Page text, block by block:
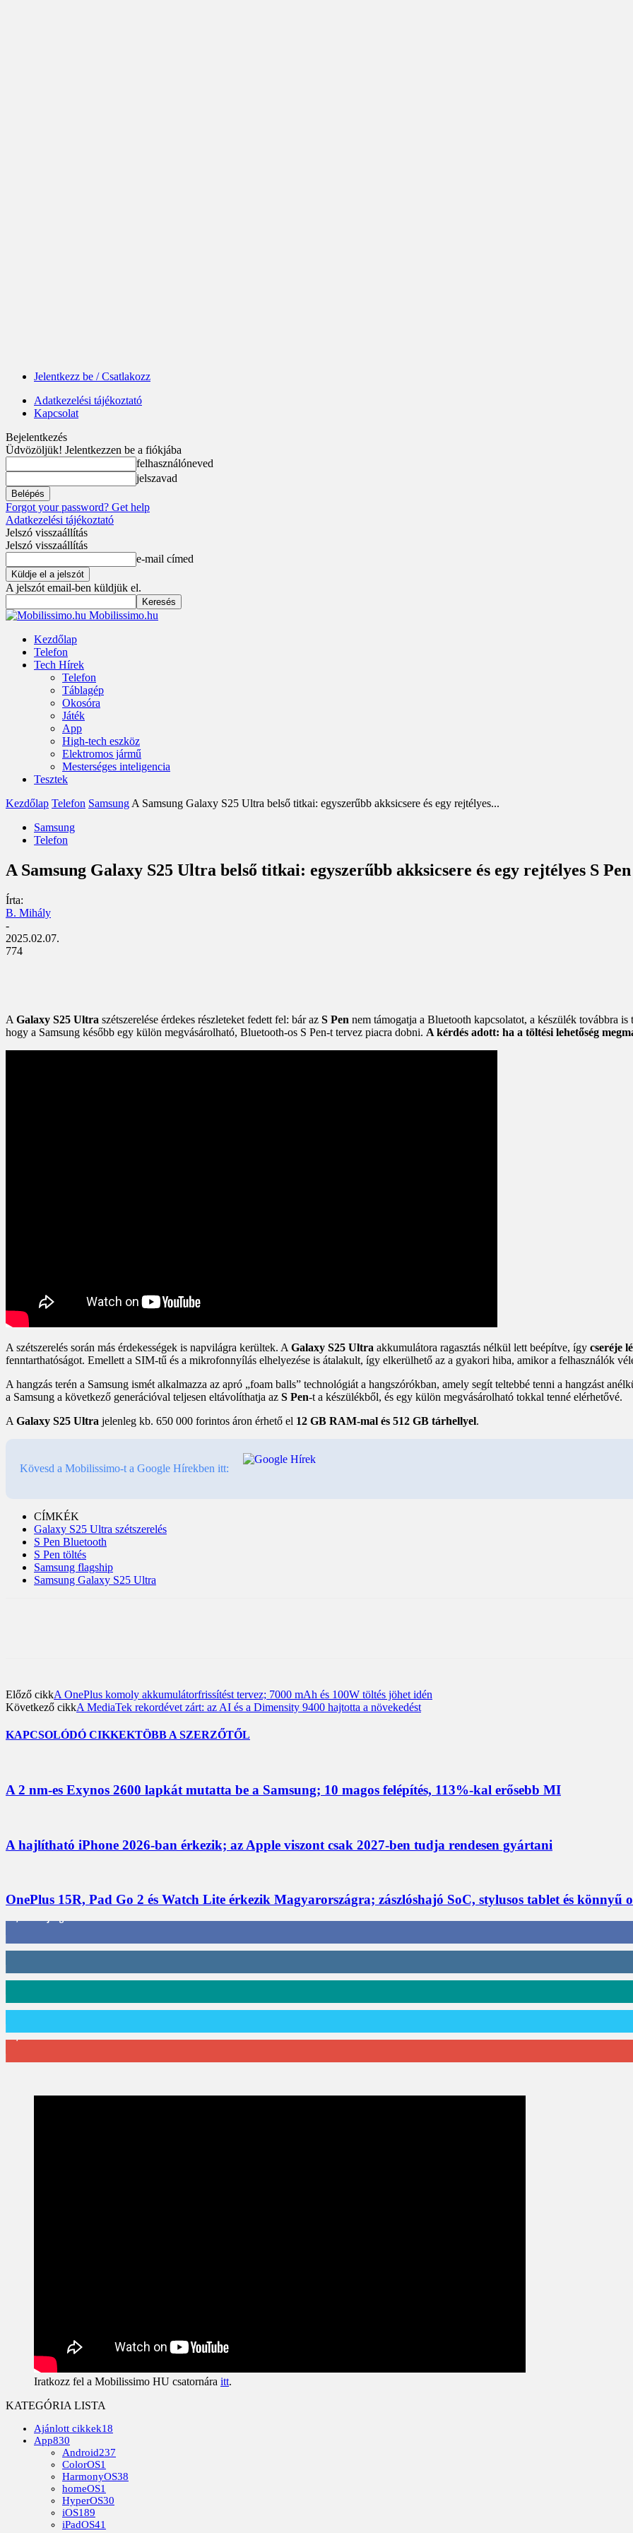
Jelentkezz be / Csatlakozz
Adatkezelési tájékoztató
Kapcsolat
Bejelentkezés
Üdvözöljük! Jelentkezzen be a fiókjába
felhasználóneved
jelszavad
Forgot your password? Get help
Adatkezelési tájékoztató
Jelszó visszaállítás
Jelszó visszaállítás
e-mail címed
A jelszót email-ben küldjük el.
Mobilissimo.hu
Kezdőlap
Telefon
Tech Hírek
Telefon
Táblagép
Okosóra
Játék
App
High-tech eszköz
Elektromos jármű
Mesterséges inteligencia
Tesztek
Kezdőlap Telefon Samsung A Samsung Galaxy S25 Ultra belső titkai: egyszerűbb akksicsere és egy rejtélyes...
Samsung
Telefon
A Samsung Galaxy S25 Ultra belső titkai: egyszerűbb akksicsere és egy rejtélyes S
Írta:
B. Mihály
-
2025.02.07.
774
A Galaxy S25 Ultra szétszerelése érdekes részleteket fedett fel: bár az S Pen nem támogatja a Bluetooth kapcsolatot, a készülék továbbra
hogy a Samsung később egy külön megvásárolható, Bluetooth-os S Pen-t tervez piacra dobni. A kérdés adott: ha a töltési lehetőség
A szétszerelés során más érdekességek is napvilágra kerültek. A Galaxy S25 Ultra akkumulátora ragasztás nélkül lett beépítve, így cseréje
fenntarthatóságot. Emellett a SIM-tű és a mikrofonnyílás elhelyezése is átalakult, így elkerülhető az a gyakori hiba, amikor a felhasználók
A hangzás terén a Samsung ismét alkalmazza az apró „foam balls” technológiát a hangszórókban, amely segít teltebbé tenni a hangzást
a Samsung a következő generációval teljesen eltávolíthatja az S Pen-t a készülékből, és egy külön megvásárolható tokkal tenné elérhetővé.
A Galaxy S25 Ultra jelenleg kb. 650 000 forintos áron érhető el 12 GB RAM-mal és 512 GB tárhellyel.
Kövesd a Mobilissimo-t a Google Hírekben itt:
CÍMKÉK
Galaxy S25 Ultra szétszerelés
S Pen Bluetooth
S Pen töltés
Samsung flagship
Samsung Galaxy S25 Ultra
Előző cikkA OnePlus komoly akkumulátorfrissítést tervez; 7000 mAh és 100W töltés jöhet idén
Következő cikkA MediaTek rekordévet zárt: az AI és a Dimensity 9400 hajtotta a növekedést
KAPCSOLÓDÓ CIKKEKTÖBB A SZERZŐTŐL
A 2 nm-es Exynos 2600 lapkát mutatta be a Samsung; 10 magos felépítés, 113%-kal erősebb MI
A hajlítható iPhone 2026-ban érkezik; az Apple viszont csak 2027-ben tudja rendesen gyártani
OnePlus 15R, Pad Go 2 és Watch Lite érkezik Magyarországra; zászlóshajó SoC, stylusos tablet és könnyű
412 Követő
59 Követő
101 Követő
2,589 Feliratkozó
Iratkozz fel a Mobilissimo HU csatornára itt.
KATEGÓRIA LISTA
Ajánlott cikkek18
App830
Android237
ColorOS1
HarmonyOS38
homeOS1
HyperOS30
iOS189
iPadOS41